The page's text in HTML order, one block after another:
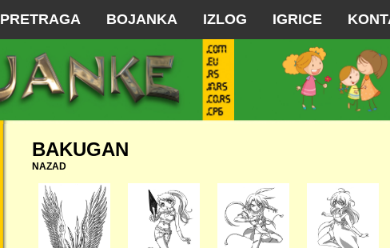
PRETRAGA BOJANKA IZLOG IGRICE
BAKUGAN
NAZAD